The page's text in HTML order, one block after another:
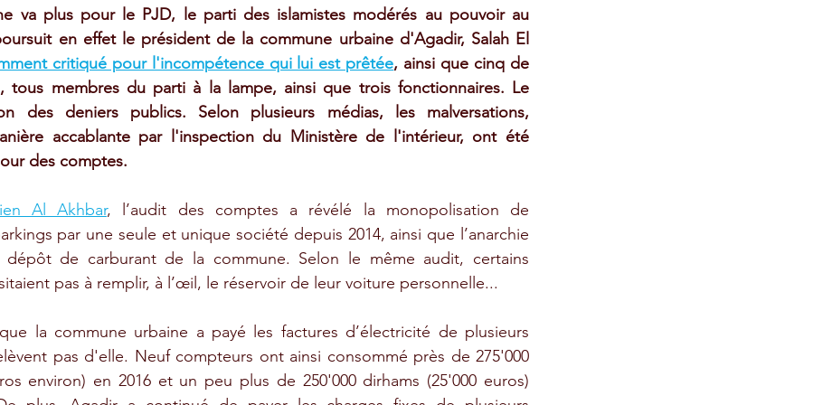
va plus pour le PJD, le parti des islamistes modérés au pouvoir au
en effet le président de la commune urbaine d'Agadir, Salah El
critiqué pour l'incompétence qui lui est prêtée, ainsi que cinq de
tous membres du parti à la lampe, ainsi que trois fonctionnaires. Le
des deniers publics. Selon plusieurs médias, les malversations,
accablante par l'inspection du Ministère de l'intérieur, ont été
des comptes.
Al Akhbar, l’audit des comptes a révélé la monopolisation de
par une seule et unique société depuis 2014, ainsi que l’anarchie
de carburant de la commune. Selon le même audit, certains
pas à remplir, à l’œil, le réservoir de leur voiture personnelle...
la commune urbaine a payé les factures d’électricité de plusieurs
pas d'elle. Neuf compteurs ont ainsi consommé près de 275'000
environ) en 2016 et un peu plus de 250'000 dirhams (25'000 euros)